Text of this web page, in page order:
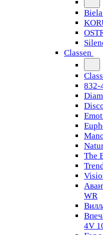
Classen
832-
The
WR
4V